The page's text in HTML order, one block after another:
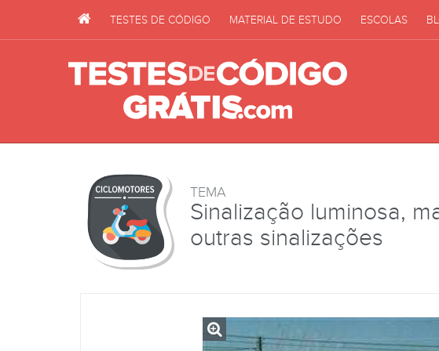
TESTES DE CÓDIGO MATERIAL DE ESTUDO ESCOLAS
TEMA
Sinalização luminosa,
outras sinalizações